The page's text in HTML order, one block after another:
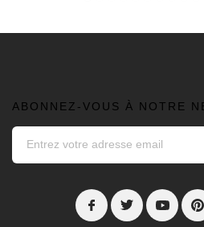
ABONNEZ-VOUS À NOTRE